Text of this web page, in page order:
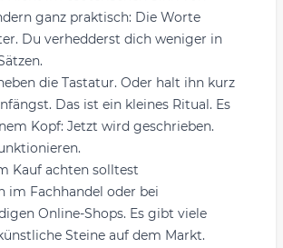
ganz praktisch: Die Worte
Du verhedderst dich weniger in
die Tastatur. Oder halt ihn kurz
Das ist ein kleines Ritual. Es
Kopf: Jetzt wird geschrieben.
Kauf achten solltest
im Fachhandel oder bei
Online-Shops. Es gibt viele
Steine auf dem Markt.